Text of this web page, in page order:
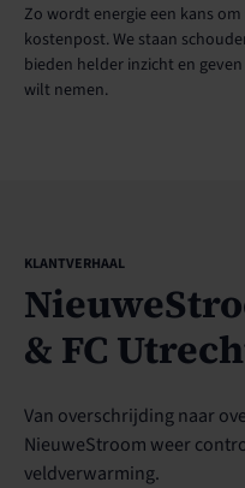
Zo wordt energie een kans
kostenpost. We staan
bieden helder inzicht en
wilt nemen.
KLANTVERHAAL
& FC
Van overschrijding naar
NieuweStroom weer
veldverwarming.